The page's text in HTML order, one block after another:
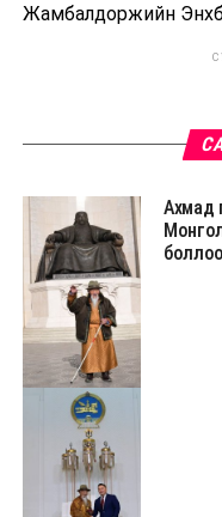
Жамбалдоржийн
Aхмад